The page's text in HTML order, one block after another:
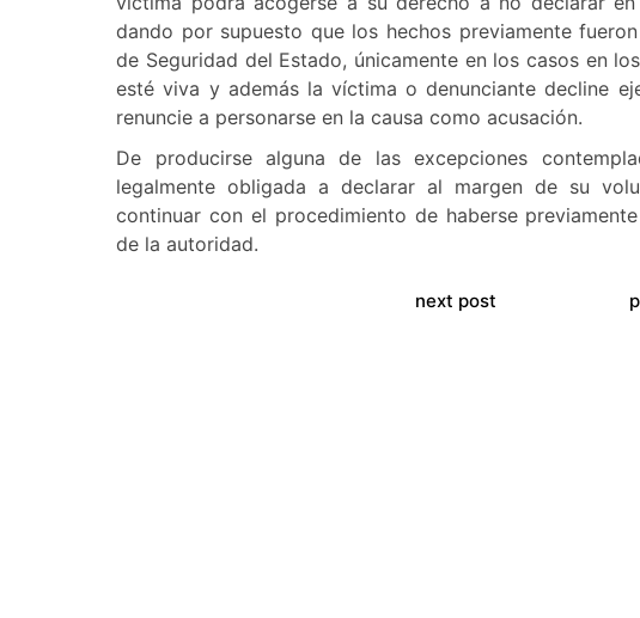
dando por supuesto que los hechos previamente
de Seguridad del Estado, únicamente en los casos en
esté viva y además la víctima o denunciante decline
renuncie a personarse en la causa como acusación.
De producirse alguna de las excepciones
legalmente obligada a declarar al margen de su
continuar con el procedimiento de haberse
de la autoridad.
next post